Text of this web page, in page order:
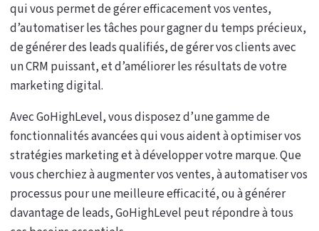
qui vous permet de gérer efficacement vos ventes,
d’automatiser les tâches pour gagner du temps précieux,
de générer des leads qualifiés, de gérer vos clients avec
un CRM puissant, et d’améliorer les résultats de votre
marketing digital.
Avec GoHighLevel, vous disposez d’une gamme de
fonctionnalités avancées qui vous aident à optimiser vos
stratégies marketing et à développer votre marque. Que
vous cherchiez à augmenter vos ventes, à automatiser vos
processus pour une meilleure efficacité, ou à générer
davantage de leads, GoHighLevel peut répondre à tous